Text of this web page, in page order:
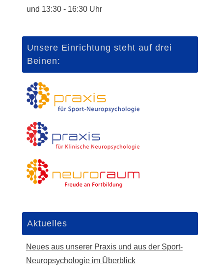
und 13:30 - 16:30 Uhr
Unsere Einrichtung steht auf drei
Beinen:
Aktuelles
Neues aus unserer Praxis und aus der Sport-
Neuropsychologie im Überblick